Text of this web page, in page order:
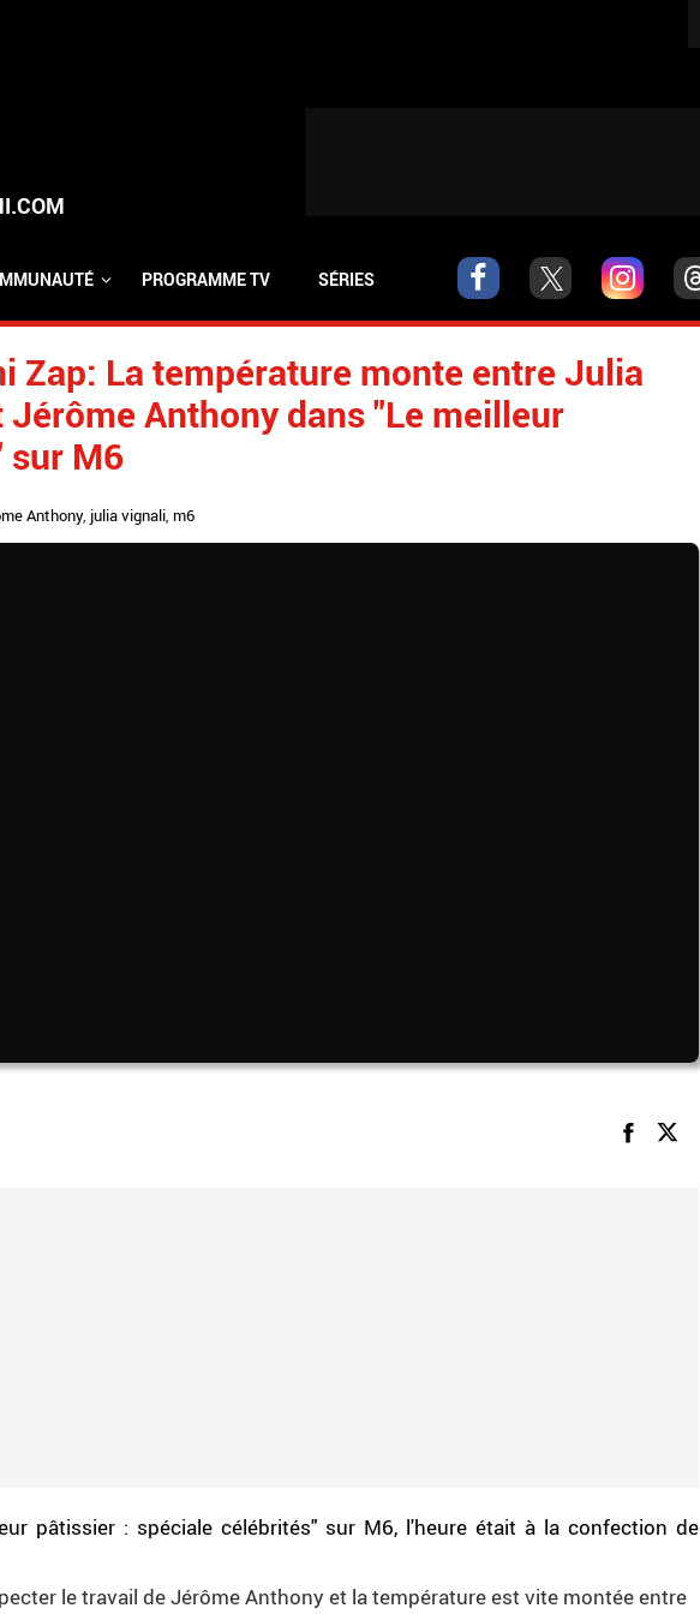
PROGRAMME TV SÉRIES
Zap: La température monte entre Julia
Anthony dans "Le meilleur
sur M6
Anthony, julia vignali, m6
pâtissier : spéciale célébrités" sur M6, l'heure était à la confection de
le travail de Jérôme Anthony et la température est vite montée entre